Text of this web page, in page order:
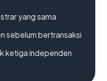
yang sama
sebelum bertransaksi
ketiga independen